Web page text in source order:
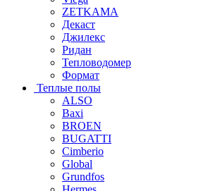
ZETKAMA
Декаст
Джилекс
Ридан
Тепловодомер
Формат
Теплые полы
ALSO
Baxi
BROEN
BUGATTI
Cimberio
Global
Grundfos